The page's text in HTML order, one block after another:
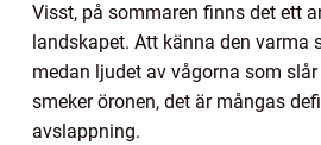
Visst, på sommaren finns det ett
landskapet. Att känna den varma
medan ljudet av vågorna som
smeker öronen, det är mångas
avslappning.